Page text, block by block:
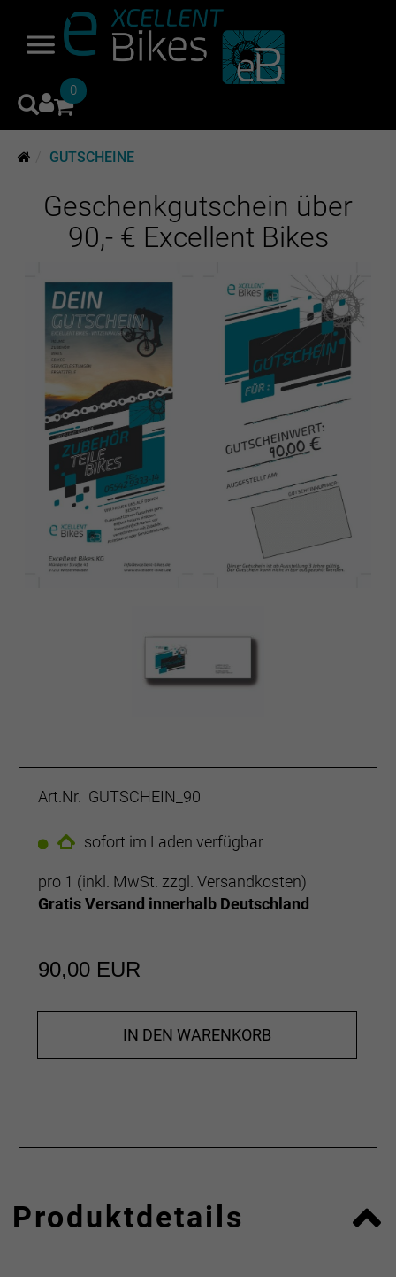
0
GUTSCHEINE
Geschenkgutschein über
90,- € Excellent Bikes
Art.Nr. GUTSCHEIN_90
sofort im Laden verfügbar
pro 1 (inkl. MwSt. zzgl. Versandkosten)
Gratis Versand innerhalb Deutschland
90,00 EUR
IN DEN WARENKORB
Produktdetails